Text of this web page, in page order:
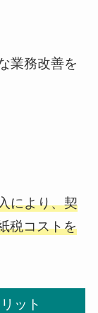
業務改善を
により、契
税コストを
ット